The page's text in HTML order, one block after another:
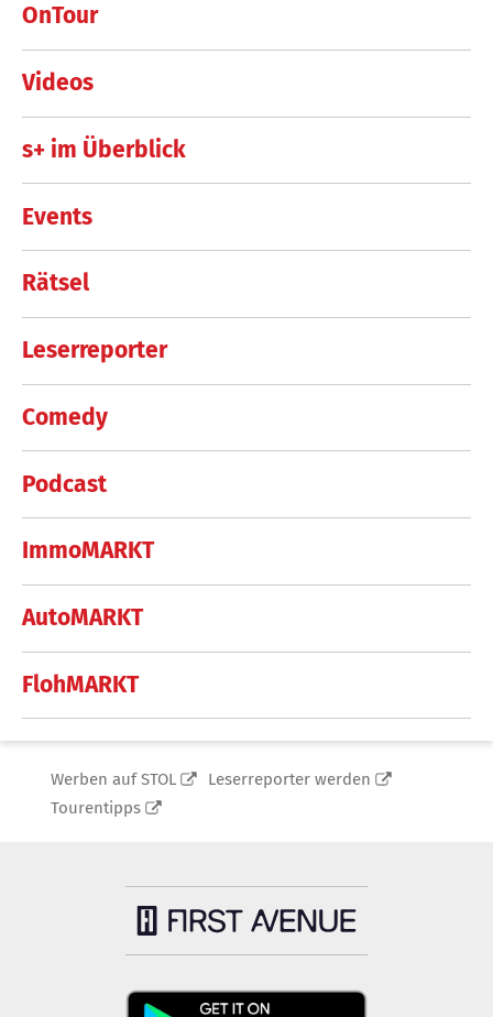
OnTour
Videos
s+ im Überblick
Events
Rätsel
Leserreporter
Comedy
Podcast
ImmoMARKT
AutoMARKT
FlohMARKT
Werben auf STOL
Leserreporter werden
Tourentipps